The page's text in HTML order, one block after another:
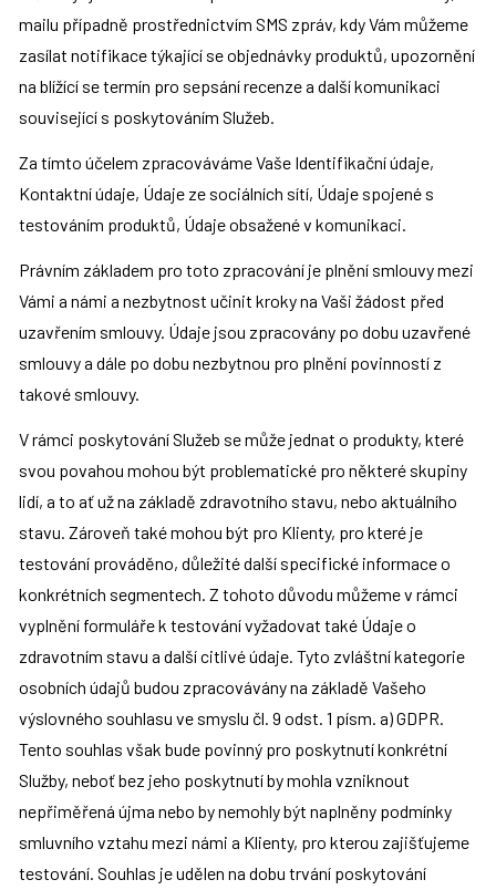
mailu případně prostřednictvím SMS zpráv, kdy Vám můžeme
zasílat notifikace týkající se objednávky produktů, upozornění
na blížící se termín pro sepsání recenze a další komunikaci
související s poskytováním Služeb.
Za tímto účelem zpracováváme Vaše Identifikační údaje,
Kontaktní údaje, Údaje ze sociálních sítí, Údaje spojené s
testováním produktů, Údaje obsažené v komunikaci.
Právním základem pro toto zpracování je plnění smlouvy mezi
Vámi a námi a nezbytnost učinit kroky na Vaši žádost před
uzavřením smlouvy. Údaje jsou zpracovány po dobu uzavřené
smlouvy a dále po dobu nezbytnou pro plnění povinností z
takové smlouvy.
V rámci poskytování Služeb se může jednat o produkty, které
svou povahou mohou být problematické pro některé skupiny
lidí, a to ať už na základě zdravotního stavu, nebo aktuálního
stavu. Zároveň také mohou být pro Klienty, pro které je
testování prováděno, důležité další specifické informace o
konkrétních segmentech. Z tohoto důvodu můžeme v rámci
vyplnění formuláře k testování vyžadovat také Údaje o
zdravotním stavu a další citlivé údaje. Tyto zvláštní kategorie
osobních údajů budou zpracovávány na základě Vašeho
výslovného souhlasu ve smyslu čl. 9 odst. 1 písm. a) GDPR.
Tento souhlas však bude povinný pro poskytnutí konkrétní
Služby, neboť bez jeho poskytnutí by mohla vzniknout
nepřiměřená újma nebo by nemohly být naplněny podmínky
smluvního vztahu mezi námi a Klienty, pro kterou zajišťujeme
testování. Souhlas je udělen na dobu trvání poskytování